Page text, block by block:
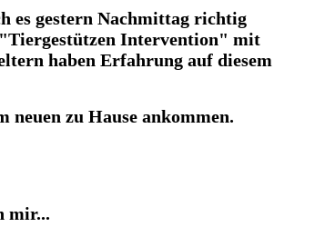
es gestern Nachmittag richtig
"Tiergestützen Intervention" mit
haben Erfahrung auf diesem
zu Hause ankommen.
mir...